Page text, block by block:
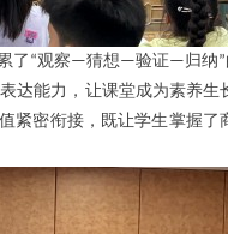
了 “观察—猜想—验证—归纳”
达能力，让课堂成为素养生
紧密衔接，既让学生掌握